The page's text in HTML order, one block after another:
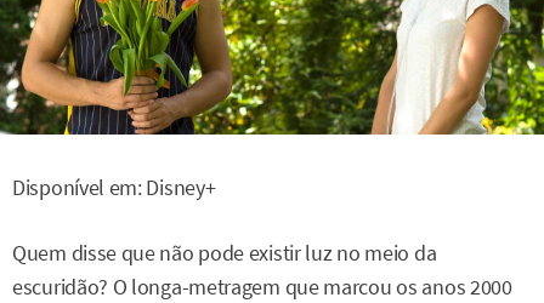
Disponível em: Disney+
Quem disse que não pode existir luz no meio da
escuridão? O longa-metragem que marcou os anos 2000